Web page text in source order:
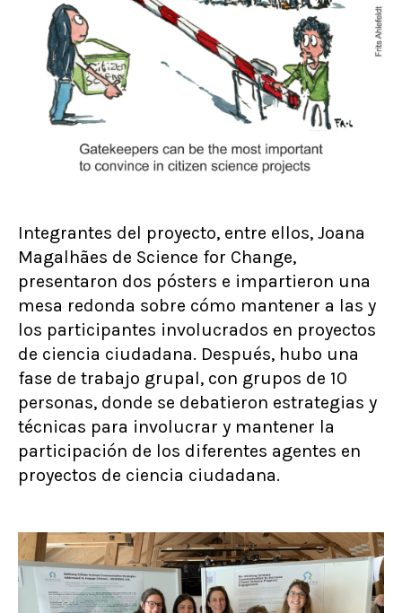
Integrantes del proyecto, entre ellos, Joana
Magalhães de Science for Change,
presentaron dos pósters e impartieron una
mesa redonda sobre cómo mantener a las y
los participantes involucrados en proyectos
de ciencia ciudadana. Después, hubo una
fase de trabajo grupal, con grupos de 10
personas, donde se debatieron estrategias y
técnicas para involucrar y mantener la
participación de los diferentes agentes en
proyectos de ciencia ciudadana.